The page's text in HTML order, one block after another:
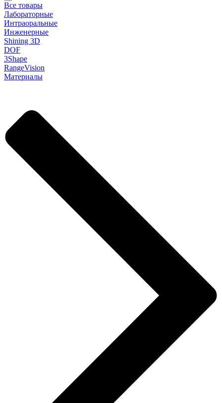
Все товары
Лабораторные
Интраоральные
Инженерные
Shining 3D
DOF
3Shape
RangeVision
Материалы